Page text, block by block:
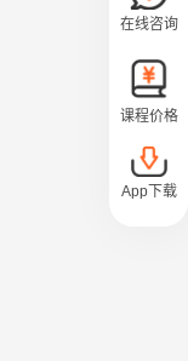
在线咨询
课程价格
App下载